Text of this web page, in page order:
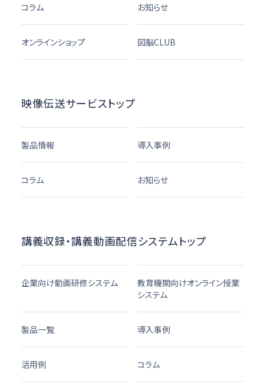
コラム お知らせ
オンラインショップ 図脳CLUB
映像伝送サービストップ
製品情報 導入事例
コラム お知らせ
講義収録・講義動画配信システムトップ
企業向け動画研修システム
教育機関向けオンライン授業
システム
製品一覧 導入事例
活用例 コラム